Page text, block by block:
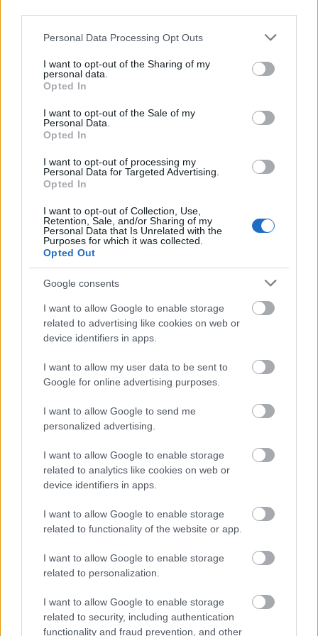
Please note that this website/app uses one or more Google
not limited to your visit or usage behaviour. You may click to
grant or deny consent to Google and its third-party tags to
use your data for below specified purposes in below Google
consent section.
Personal Data Processing Opt Outs
I want to opt-out of the Sharing of my
personal data.
Opted In
I want to opt-out of the Sale of my
Personal Data.
Opted In
I want to opt-out of processing my
Personal Data for Targeted Advertising.
Opted In
I want to opt-out of Collection, Use,
Retention, Sale, and/or Sharing of my
Personal Data that Is Unrelated with the
Purposes for which it was collected.
Opted Out
Google consents
I want to allow Google to enable storage
related to advertising like cookies on web or
device identifiers in apps.
I want to allow my user data to be sent to
Google for online advertising purposes.
I want to allow Google to send me
personalized advertising.
I want to allow Google to enable storage
related to analytics like cookies on web or
device identifiers in apps.
I want to allow Google to enable storage
related to functionality of the website or app.
I want to allow Google to enable storage
related to personalization.
I want to allow Google to enable storage
related to security, including authentication
functionality and fraud prevention, and other
1 tk só
A burgonya sütéséhez előmelegítem a sütőt 200
Az érett paradicsomokat megmosom, negyedelem (
megspórolhatjuk) ) majd egy nagyobb fazékba
teszem őket. Hozzáöntök 1 dl vizet, beledobom a
zellert, sózom, borsozom és fedő alatt 8-10 percig
főzöm.
Közben száraz, forró serpenyőben illatosra pirítom a
római köményt. Hozzáadom az olajat,
vöröshagymát és üvegesre pirítom. Őrölt köménnyel
fűszerezem, lehúzom a tűzről, majd a paprikával
fokhagymát, citromhéjat és a tojást keverőtálba
teszem, hozzáadom a sült hagymát és alaposan
összedolgozom. Kóstolom és ha kell utóízesítem.
Megtömöm a kicsumázott, megmosott paprikákat, a
nem szeretjük a paprikát, főzhetünk csak golyókat is,
de egy-két paprikát akkor is érdemes a szószba
tenni, mert az íze kell a teljességhez. Kötelező!
A paprikákat az előfőzött mártásra teszem és
felengedem annyi vízzel, hogy ellepje őket. (
alaplével minden finomabb). Lassú tűzön, fedő alatt
35-40 perc alatt puhára főzöm.
Amíg a paprikák főnek, az előkészített burgonyát
egy nagyobb keverőtálban óvatosan összeforgatom
a sós, olajos, currys-chilis keverékkel. Az egészet
sütőpapírral bélelt tepsire borítom, elegyengetem a
cikkeket és 25-30 perc alatt készre sütöm.
Amíg sül a burgonya, a megfőtt töltelékeket
kiveszem és a paradicsomos szószt sűrű szövésű
szűrőn átpasszírozom. Evőkanálnyi cukorral